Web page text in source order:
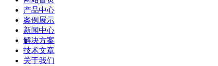
产品中心
案例展示
新闻中心
解决方案
技术文章
关于我们